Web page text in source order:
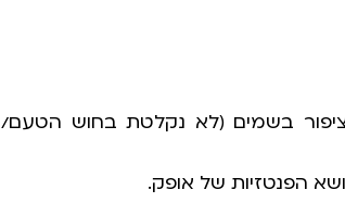
בשמים (לא נקלטת בחוש הטעם/
הפנטזיות של אופק.